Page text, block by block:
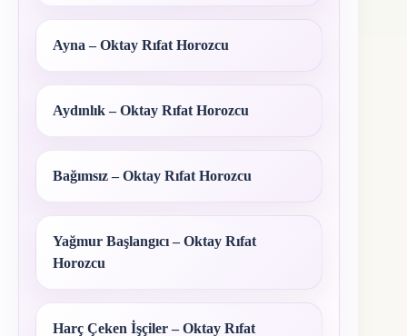
Ayna – Oktay Rıfat Horozcu
Aydınlık – Oktay Rıfat Horozcu
Bağımsız – Oktay Rıfat Horozcu
Yağmur Başlangıcı – Oktay Rıfat
Horozcu
Harç Çeken İşçiler – Oktay Rıfat